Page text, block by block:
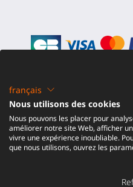
©2016-2026 - ProTubeVR™
Expédition et droits
français
Nous utilisons des cookies
Nous pouvons les placer pour
améliorer notre site Web, afficher
vivre une expérience inoubliable.
que nous utilisons, ouvrez les